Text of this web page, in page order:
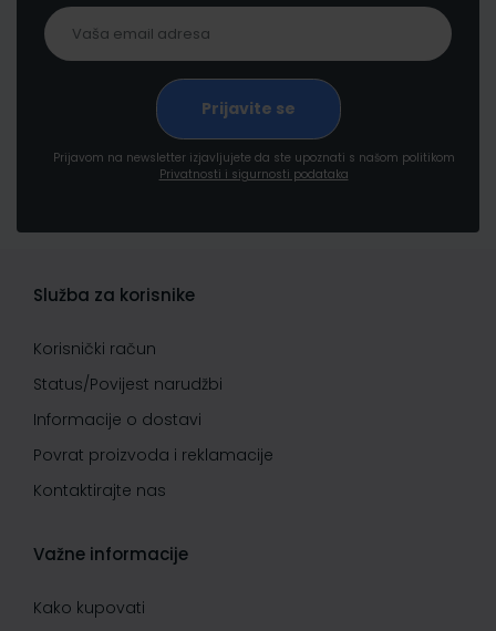
Prijavom na newsletter izjavljujete da ste upoznati s našom politikom
Privatnosti i sigurnosti podataka
Služba za korisnike
Korisnički račun
Status/Povijest narudžbi
Informacije o dostavi
Povrat proizvoda i reklamacije
Kontaktirajte nas
Važne informacije
Kako kupovati